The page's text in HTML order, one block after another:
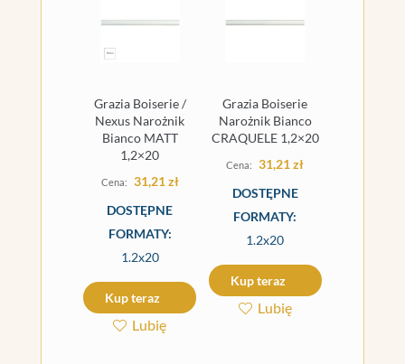
Grazia Boiserie /
Nexus Narożnik
Bianco MATT
1,2×20
31,21zł
DOSTĘPNE
FORMATY:
1.2x20
Kup teraz
Lubię
Grazia Boiserie
Narożnik Bianco
CRAQUELE 1,2×20
31,21zł
DOSTĘPNE
FORMATY:
1.2x20
Kup teraz
Lubię